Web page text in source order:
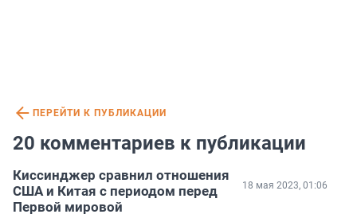
ПЕРЕЙТИ К ПУБЛИКАЦИИ
20 комментариев к публикации
Киссинджер сравнил отношения
США и Китая с периодом перед
Первой мировой
18 мая 2023, 01:06